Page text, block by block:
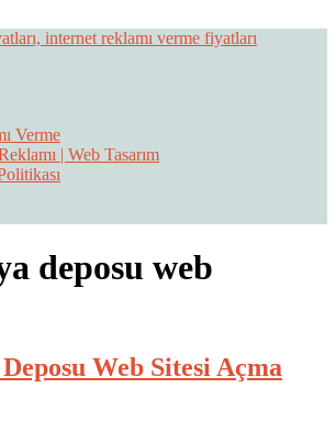
Açma, İnternet Sitesi
Verme
| Web Tasarım
deposu web
Web Sitesi Açma